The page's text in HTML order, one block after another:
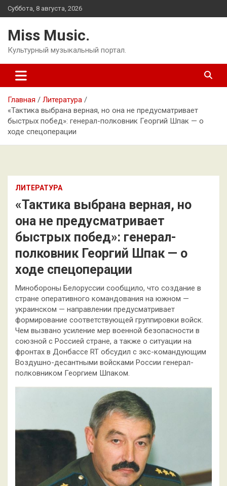
Перейти
к
Суббота, 8 августа, 2026
Miss Music.
Культурный музыкальный портал.
Главная
Литература
«Тактика выбрана верная, но она не предусматривает
быстрых побед»: генерал-полковник Георгий Шпак — о
ходе спецоперации
ЛИТЕРАТУРА
«Тактика выбрана верная, но
она не предусматривает
быстрых побед»: генерал-
полковник Георгий Шпак — о
ходе спецоперации
Минобороны Белоруссии сообщило, что создание в
стране оперативного командования на южном —
украинском — направлении предусматривает
формирование соответствующей группировки войск.
Чем вызвано усиление мер военной безопасности в
союзной с Россией стране, а также о ситуации на
фронтах в Донбассе RT обсудил с экс-командующим
Воздушно-десантными войсками России генерал-
полковником Георгием Шпаком.